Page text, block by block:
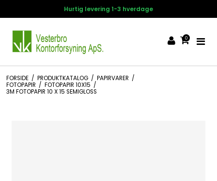
Hurtig levering 1-3 hverdage
0
FORSIDE / PRODUKTKATALOG / PAPIRVARER /
FOTOPAPIR / FOTOPAPIR 10X15 /
3M FOTOPAPIR 10 X 15 SEMIGLOSS